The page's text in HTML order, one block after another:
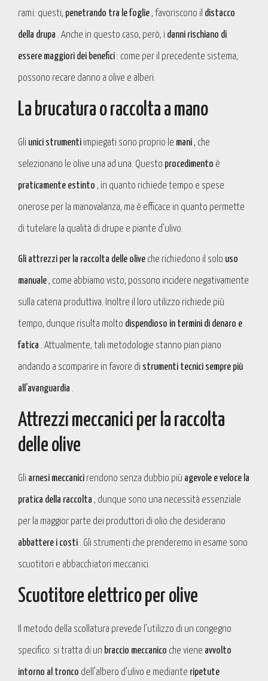
rami: questi, penetrando tra le foglie, favoriscono il distacco
della drupa . Anche in questo caso, però, i danni rischiano di
essere maggiori dei benefici : come per il precedente sistema,
possono recare danno a olive e alberi.
La brucatura o raccolta a mano
Gli unici strumenti impiegati sono proprio le mani, che
selezionano le olive una ad una. Questo procedimento è
praticamente estinto , in quanto richiede tempo e spese
onerose per la manovalanza, ma è efficace in quanto permette
di tutelare la qualità di drupe e piante d’ulivo.
Gli attrezzi per la raccolta delle olive che richiedono il solo uso
manuale, come abbiamo visto, possono incidere negativamente
sulla catena produttiva. Inoltre il loro utilizzo richiede più
tempo, dunque risulta molto dispendioso in termini di denaro e
fatica . Attualmente, tali metodologie stanno pian piano
andando a scomparire in favore di strumenti tecnici sempre più
all’avanguardia .
Attrezzi meccanici per la raccolta
delle olive
Gli arnesi meccanici rendono senza dubbio più agevole e veloce la
pratica della raccolta , dunque sono una necessità essenziale
per la maggior parte dei produttori di olio che desiderano
abbattere i costi . Gli strumenti che prenderemo in esame sono
scuotitori e abbacchiatori meccanici.
Scuotitore elettrico per olive
Il metodo della scollatura prevede l’utilizzo di un congegno
specifico: si tratta di un braccio meccanico che viene avvolto
intorno al tronco dell’albero d’ulivo e mediante ripetute